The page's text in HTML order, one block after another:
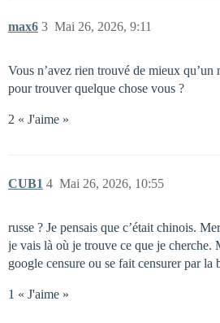
max6 Mai 26, 2026, 9:11
3
Vous n’avez rien trouvé de mieux qu’un
pour trouver quelque chose vous ?
2 « J'aime »
CUB1 Mai 26, 2026, 10:55
4
russe ? Je pensais que c’était chinois.
je vais là où je trouve ce que je cherche.
google censure ou se fait censurer par la
1 « J'aime »